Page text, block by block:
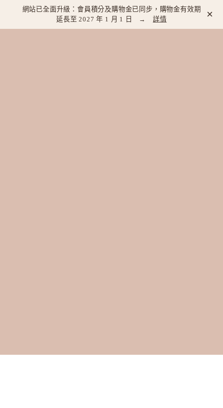
網站已全面升級：會員積分及購物金已同步，購物金有效期
延長至 2027 年 1 月 1 日 →詳情 ×